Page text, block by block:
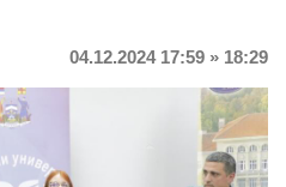
04.12.2024 17:59 » 18:29